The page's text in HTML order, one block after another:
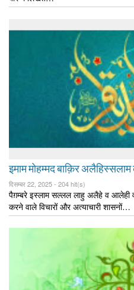
इमाम मोहम्मद बाक़िर
दिसम्बर 22, 2025 - 204 hit(s)
पैग़म्बरे इस्लाम सल्लल लाहु अलैहे व आलेही
करने वाले विचारों और अत्याचारी शासनों…